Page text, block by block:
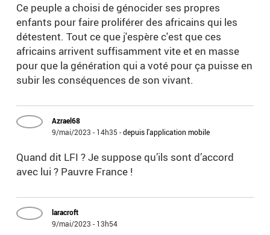
Ce peuple a choisi de génocider ses propres
enfants pour faire proliférer des africains qui les
détestent. Tout ce que j'espère c'est que ces
africains arrivent suffisamment vite et en masse
pour que la génération qui a voté pour ça puisse en
subir les conséquences de son vivant.
Azrael68
9/mai/2023 - 14h35 -depuis l'application mobile
Quand dit LFI ? Je suppose qu’ils sont d’accord
avec lui ? Pauvre France !
laracroft
9/mai/2023 - 13h54